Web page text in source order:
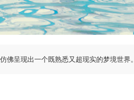
佛呈现出一个既熟悉又超现实的梦境世界。